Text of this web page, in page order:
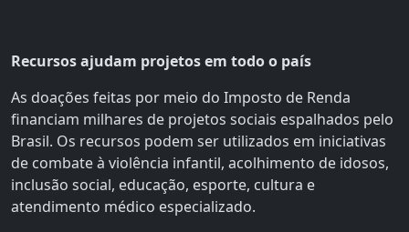
Recursos ajudam projetos em todo o país
As doações feitas por meio do Imposto de Renda
financiam milhares de projetos sociais espalhados pelo
Brasil. Os recursos podem ser utilizados em iniciativas
de combate à violência infantil, acolhimento de idosos,
inclusão social, educação, esporte, cultura e
atendimento médico especializado.